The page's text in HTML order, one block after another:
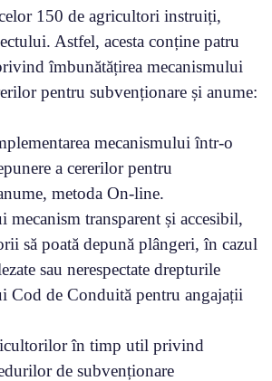
150 de agricultori instruiți,
Astfel, acesta conține patru
îmbunătățirea mecanismului
pentru subvenționare și anume:
mecanismului într-o
a cererilor pentru
metoda On-line.
mecanism transparent și accesibil,
să poată depună plângeri, în cazul
sau nerespectate drepturile
Cod de Conduită pentru angajații
în timp util privind
de subvenționare